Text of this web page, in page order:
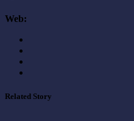
Web:
Related Story